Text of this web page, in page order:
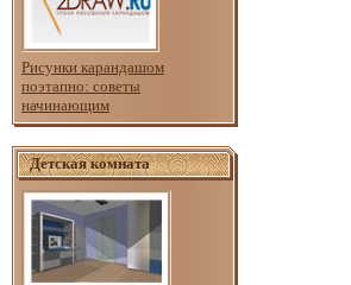
Рисунки карандашом
поэтапно: советы
начинающим
Детская комната